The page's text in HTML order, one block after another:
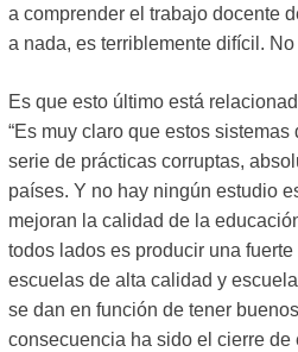
a comprender el trabajo docente
a nada, es terriblemente difícil.
Es que esto último está
“Es muy claro que estos
serie de prácticas corruptas,
países. Y no hay ningún estudio
mejoran la calidad de la
todos lados es producir una
escuelas de alta calidad y
se dan en función de tener
consecuencia ha sido el cierre